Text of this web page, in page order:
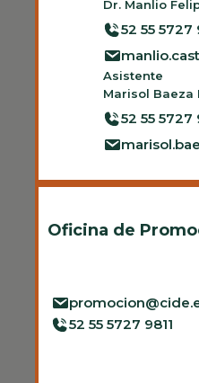
Dr. Manlio
52 55
Asistente
Marisol Baeza
52 55
Oficina de
52 55 5727 9811